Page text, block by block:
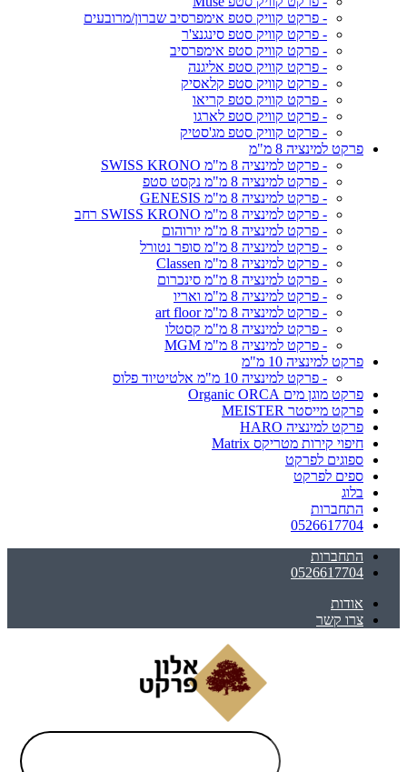
- פרקט קוויק סטפ אימפרסיב שברון/מרובעים
- פרקט קוויק סטפ סינגנצ'ר
- פרקט קוויק סטפ אימפרסיב
- פרקט קוויק סטפ אליגנה
- פרקט קוויק סטפ קלאסיק
- פרקט קוויק סטפ קריאו
- פרקט קוויק סטפ לארגו
- פרקט קוויק סטפ מג'סטיק
פרקט למינציה 8 מ"מ
- פרקט למינציה 8 מ"מ SWISS KRONO
- פרקט למינציה 8 מ"מ נקסט סטפ
- פרקט למינציה 8 מ"מ GENESIS
- פרקט למינציה 8 מ"מ SWISS KRONO רחב
- פרקט למינציה 8 מ"מ יורוהום
- פרקט למינציה 8 מ"מ סופר נטורל
- פרקט למינציה 8 מ"מ Classen
- פרקט למינציה 8 מ"מ סינכרום
- פרקט למינציה 8 מ"מ ואריו
- פרקט למינציה 8 מ"מ art floor
- פרקט למינציה 8 מ"מ קסטלו
- פרקט למינציה 8 מ"מ MGM
פרקט למינציה 10 מ"מ
- פרקט למינציה 10 מ"מ אלטיטיוד פלוס
פרקט מוגן מים Organic ORCA
פרקט מייסטר MEISTER
פרקט למינציה HARO
חיפוי קירות מטריקס Matrix
ספוגים לפרקט
ספים לפרקט
בלוג
התחברות
0526617704
התחברות
0526617704
אודות
צרו קשר